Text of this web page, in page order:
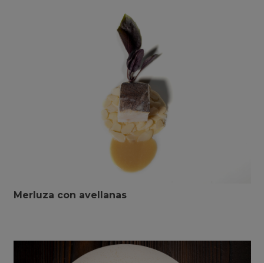
Merluza con avellanas